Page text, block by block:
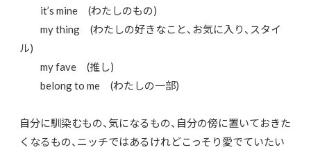
it’s mine (わたしのもの)
my thing (わたしの好きなこと、お気に入り、スタイ
ル)
my fave (推し)
belong to me (わたしの一部)
自分に馴染むもの、気になるもの、自分の傍に置いておきた
くなるもの、ニッチではあるけれどこっそり愛でていたい